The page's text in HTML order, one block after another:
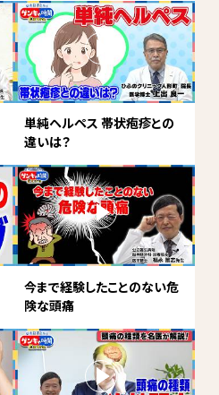
単純ヘルペス 帯状疱疹との
違いは？
今まで経験したことのない危
険な頭痛